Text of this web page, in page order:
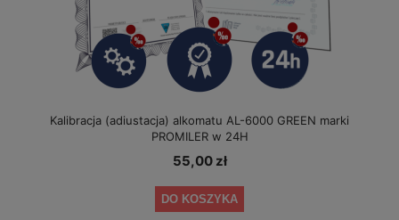
Kalibracja (adiustacja) alkomatu AL-6000 GREEN marki
PROMILER w 24H
55,00 zł
DO KOSZYKA